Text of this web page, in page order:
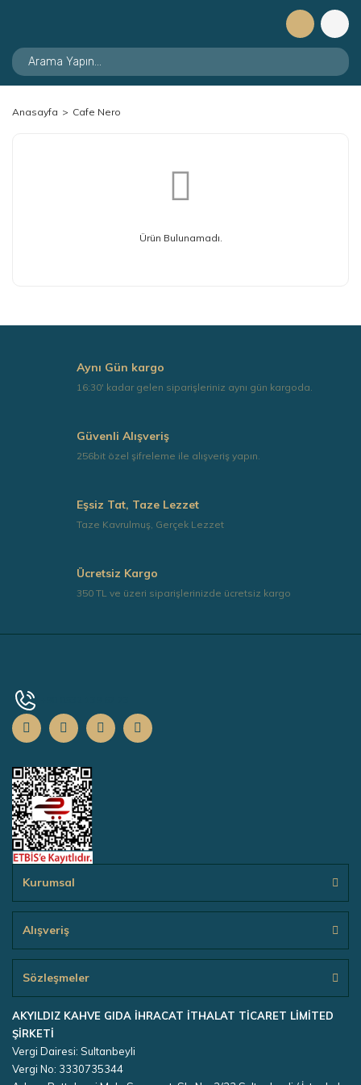
Anasayfa Cafe Nero
Ürün Bulunamadı.
Aynı Gün kargo
16:30' kadar gelen siparişleriniz aynı gün kargoda.
Güvenli Alışveriş
256bit özel şifreleme ile alışveriş yapın.
Eşsiz Tat, Taze Lezzet
Taze Kavrulmuş, Gerçek Lezzet
Ücretsiz Kargo
350 TL ve üzeri siparişlerinizde ücretsiz kargo
Kurumsal
Alışveriş
Sözleşmeler
AKYILDIZ KAHVE GIDA İHRACAT İTHALAT TİCARET LİMİTED
ŞİRKETİ
Vergi Dairesi: Sultanbeyli
Vergi No: 3330735344